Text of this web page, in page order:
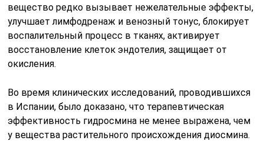
вещество редко вызывает нежелательные эффекты,
улучшает лимфодренаж и венозный тонус, блокирует
воспалительный процесс в тканях, активирует
восстановление клеток эндотелия, защищает от
окисления.
Во время клинических исследований, проводившихся
в Испании, было доказано, что терапевтическая
эффективность гидросмина не менее выражена, чем
у вещества растительного происхождения диосмина.